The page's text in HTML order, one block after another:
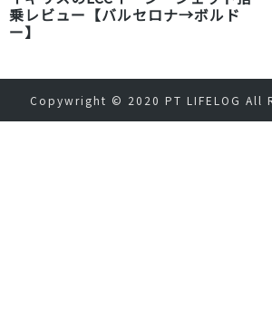
乗レビュー【バルセロナ→ボルド
ー】
Copywright © 2020 PT LIFELOG All